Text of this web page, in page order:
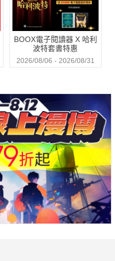
BOOX電子閱讀器 X 哈利
波特套書特惠
2026/08/06 - 2026/08/31